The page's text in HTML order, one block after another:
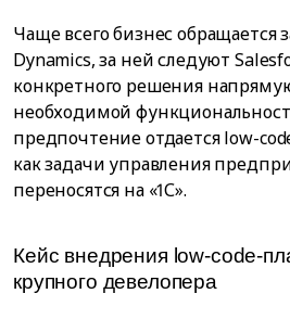
Чаще всего бизнес обращается
Dynamics, за ней следуют
конкретного решения
необходимой
предпочтение отдается low-
как задачи управления
переносятся на «1С».
Кейс внедрения low-code-
крупного девелопера